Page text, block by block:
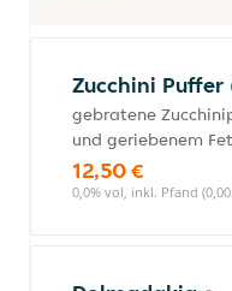
Zucchini Puffer
gebratene
und geriebenem
12,50 €
0,0% vol, inkl. Pfand